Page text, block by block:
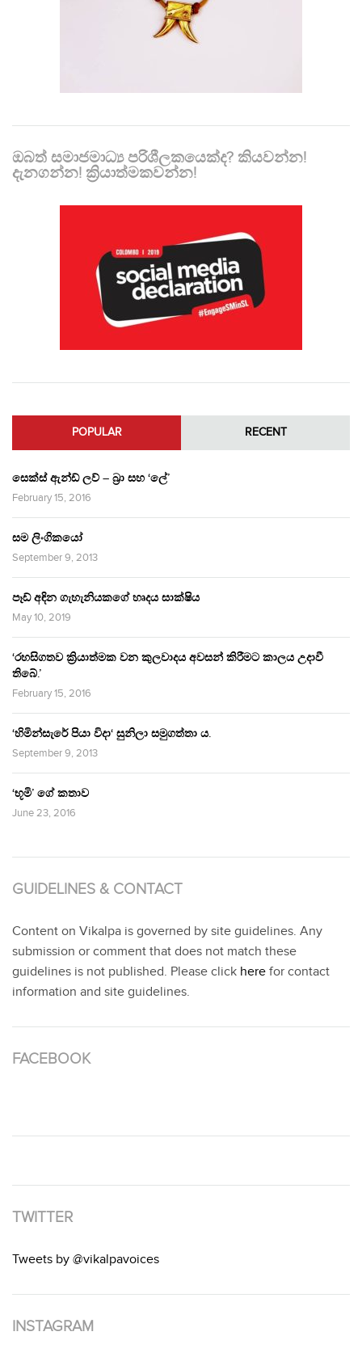
ඔබත් සමාජමාධ්‍ය පරිශීලකයෙක්ද? කියවන්න!
දැනගන්න! ක්‍රියාත්මකවන්න!
POPULAR RECENT
සෙක්ස් ඇන්ඩ් ලව් – බ්‍රා සහ ‘ලේ’
February 15, 2016
සම ලිංගිකයෝ
September 9, 2013
පෑඩ් අඳින ගැහැනියකගේ හෘදය සාක්ෂිය
May 10, 2019
‘රහසිගතව ක්‍රියාත්මක වන කුලවාදය අවසන් කිරීමට කාලය උදාවී
තිබේ.’
February 15, 2016
‘හිමින්සැරේ පියා විදා‘ සුනිලා සමුගත්තා ය.
September 9, 2013
‘භූමි’ ගේ කතාව
June 23, 2016
GUIDELINES & CONTACT
Content on Vikalpa is governed by site guidelines. Any
submission or comment that does not match these
guidelines is not published. Please click here for contact
information and site guidelines.
FACEBOOK
TWITTER
Tweets by @vikalpavoices
INSTAGRAM